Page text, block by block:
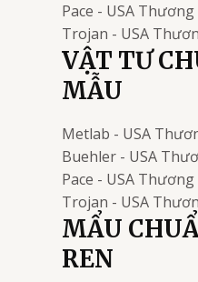
Pace - USA Thương
Trojan - USA
VẬT TƯ
MẪU
Metlab - USA
Buehler - USA
Pace - USA Thương
Trojan - USA
MẨU
REN